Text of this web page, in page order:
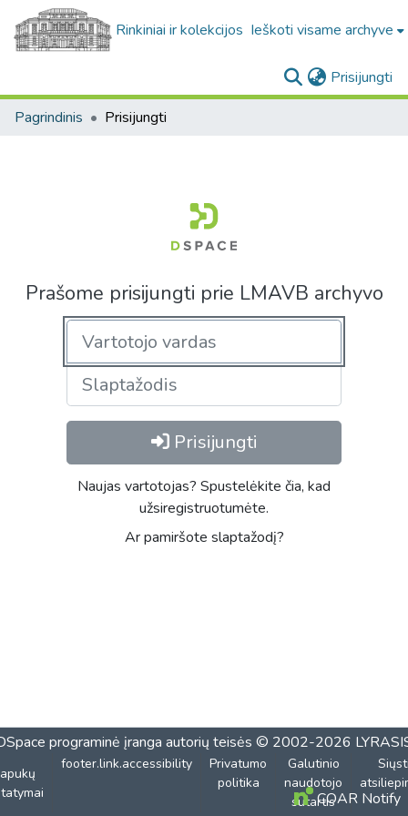
Rinkiniai ir kolekcijos Ieškoti visame archyve
Prisijungti
Pagrindinis Prisijungti
Prašome prisijungti prie LMAVB archyvo
Prisijungti
Naujas vartotojas? Spustelėkite čia, kad
užsiregistruotumėte.
Ar pamiršote slaptažodį?
programinė įranga autorių teisės © 2002-2026
footer.link.accessibility
Privatumo
politika
Galutinio
naudotojo
sutartisCOAR Notify